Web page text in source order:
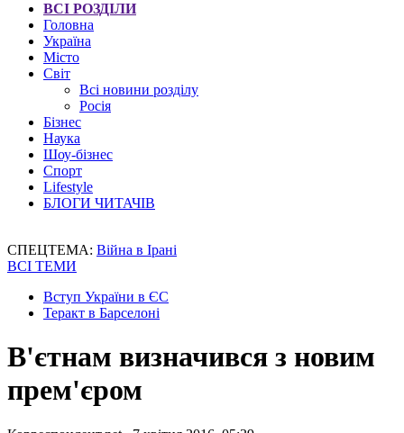
ВСІ РОЗДІЛИ
Головна
Україна
Місто
Світ
Всі новини розділу
Росія
Бізнес
Наука
Шоу-бізнес
Спорт
Lifestyle
БЛОГИ ЧИТАЧІВ
СПЕЦТЕМА: Війна в Ірані
ВСІ ТЕМИ
Вступ України в ЄС
Теракт в Барселоні
В'єтнам визначився з новим
прем'єром